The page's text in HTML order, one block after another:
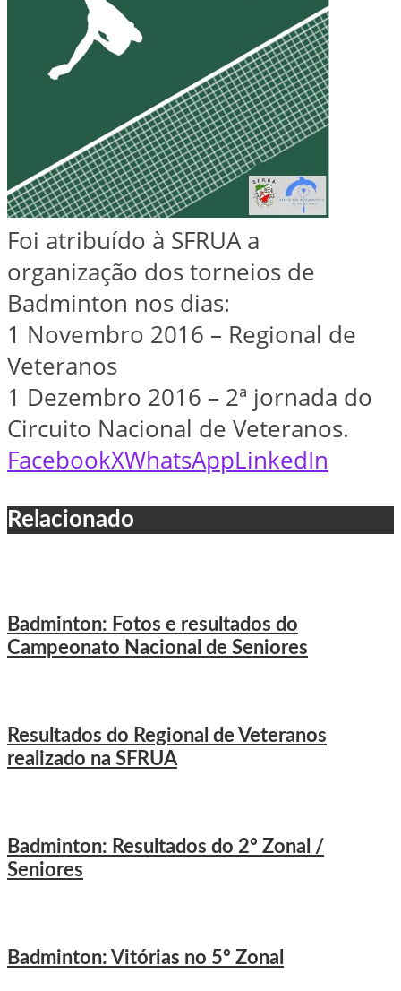
Foi atribuído à SFRUA a
organização dos torneios de
Badminton nos dias:
1 Novembro 2016 – Regional de
Veteranos
1 Dezembro 2016 – 2ª jornada do
Circuito Nacional de Veteranos.
FacebookXWhatsAppLinkedIn
Relacionado
Badminton: Fotos e resultados do
Campeonato Nacional de Seniores
Resultados do Regional de Veteranos
realizado na SFRUA
Badminton: Resultados do 2º Zonal /
Seniores
Badminton: Vitórias no 5º Zonal